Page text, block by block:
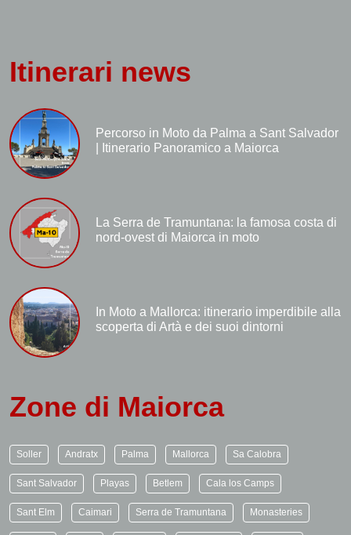
Itinerari news
Percorso in Moto da Palma a Sant Salvador
| Itinerario Panoramico a Maiorca
La Serra de Tramuntana: la famosa costa di
nord-ovest di Maiorca in moto
In Moto a Mallorca: itinerario imperdibile alla
scoperta di Artà e dei suoi dintorni
Zone di Maiorca
Soller Andratx Palma Mallorca Sa Calobra
Sant Salvador Playas Betlem Cala los Camps
Sant Elm Caimari Serra de Tramuntana Monasteries